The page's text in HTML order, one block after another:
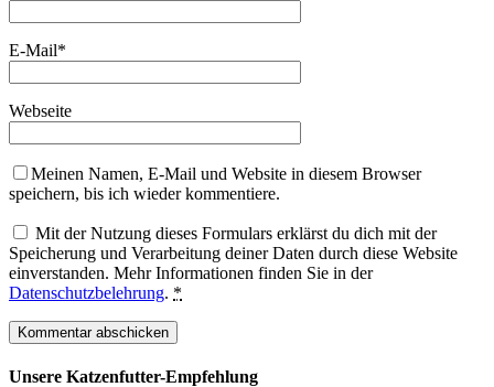
E-Mail*
Webseite
Meinen Namen, E-Mail und Website in diesem Browser
speichern, bis ich wieder kommentiere.
Mit der Nutzung dieses Formulars erklärst du dich mit der
Speicherung und Verarbeitung deiner Daten durch diese Website
einverstanden. Mehr Informationen finden Sie in der
Datenschutzbelehrung. *
Unsere Katzenfutter-Empfehlung